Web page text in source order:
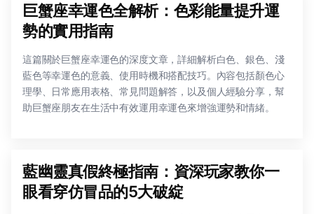
巨蟹座幸運色全解析：色彩能量提升運
勢的實用指南
這篇關於巨蟹座幸運色的深度文章，詳細解析白色、銀色、淺
藍色等幸運色的意義、使用時機和搭配技巧。內容包括顏色心
理學、日常應用表格、常見問題解答，以及個人經驗分享，幫
助巨蟹座朋友在生活中有效運用幸運色來增強運勢和情緒。
藍幽靈真假終極指南：資深玩家教你一
眼看穿仿冒品的5大破綻